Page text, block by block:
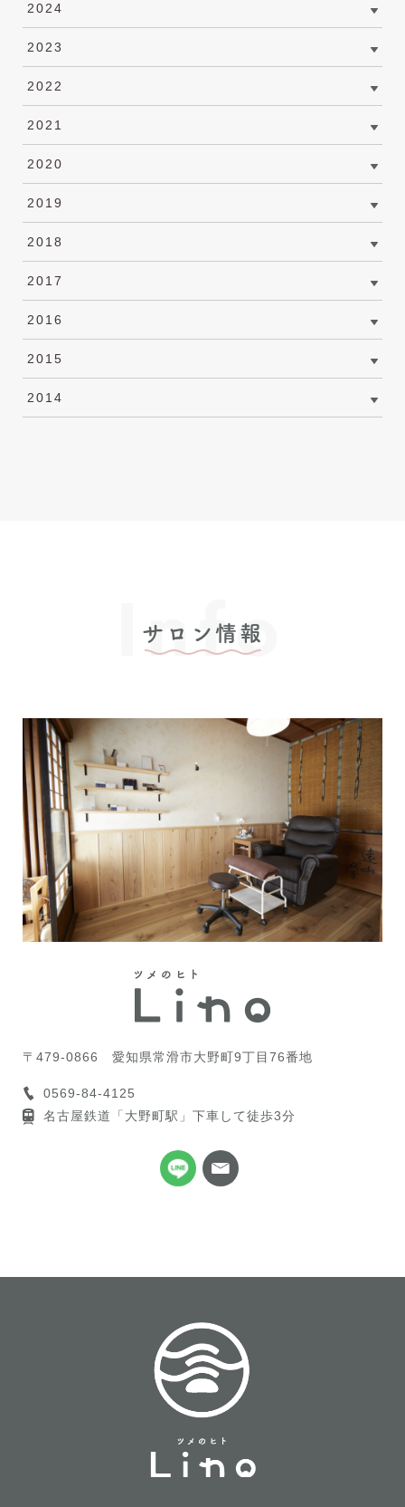
2024
2023
2022
2021
2020
2019
2018
2017
2016
2015
2014
サロン情報
Info
〒479-0866 愛知県常滑市大野町9丁目76番地
0569-84-4125
名古屋鉄道「大野町駅」下車して徒歩3分